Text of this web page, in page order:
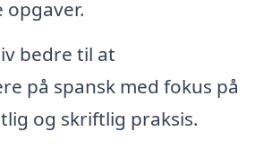
opgaver.
bedre til at
på spansk med fokus på
og skriftlig praksis.